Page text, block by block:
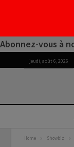
Abonnez-vous à
jeudi, août 6, 2026
Home Showbiz